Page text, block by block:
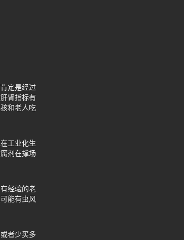
定是经过
肾指标有
和老人吃
工业化生
剂在撑场
经验的老
能有虫风
者少买多